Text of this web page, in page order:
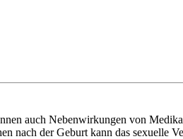
auch Nebenwirkungen von
nach der Geburt kann das sexuelle